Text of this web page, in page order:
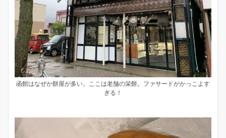
函館はなぜか餅屋が多い。ここは老舗の栄餅。ファサードがかっこよす
ぎる！